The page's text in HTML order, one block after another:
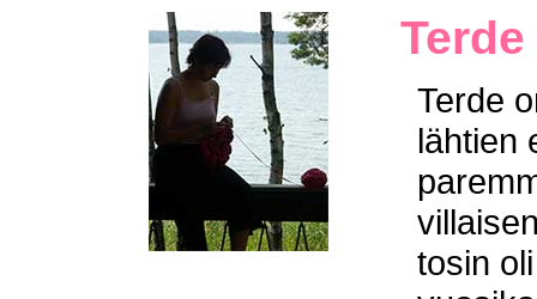
Terde
Terde
lähtien
tosin